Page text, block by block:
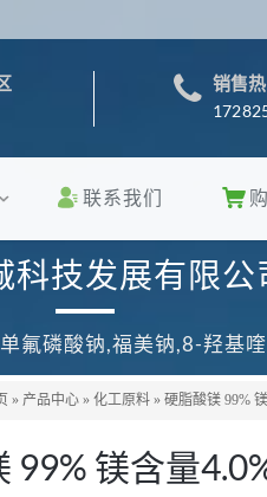
销售
联系我们
科技发展有限公
氟磷酸钠,福美钠,8-羟基
» 产品中心 » 化工原料 » 硬脂酸镁 99%
99% 镁含量